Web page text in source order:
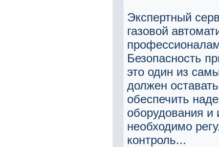
Экспертный
газовой
Безопасность
это один из
должен
обеспечить
оборудования
необходимо
контроль...